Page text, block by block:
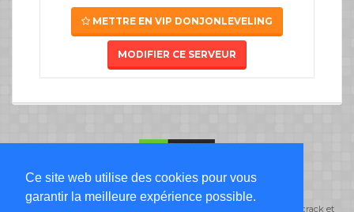
Ce site web utilise des cookies pour vous
garantir la meilleure expérience possible.
METTRE EN VIP DONJONLEVELING
MODIFIER CE SERVEUR
Liste Serveur Minecraft
ServeursMinecraft.org classe ses serveurs minecraft par type de jeu: crack et